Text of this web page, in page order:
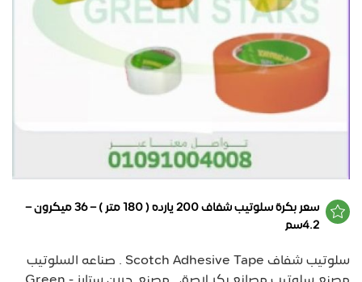
سعر بكرة سلوتيب شفاف 200 يارده ( 180 متر ) – 36 ميكرون –
4.2سم
سلوتيب شفاف Scotch Adhesive Tape . صناعه السلوتيب